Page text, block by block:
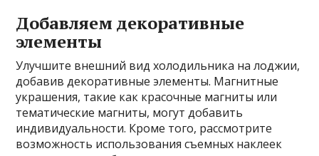
Добавляем декоративные
элементы
Улучшите внешний вид холодильника на лоджии,
добавив декоративные элементы. Магнитные
украшения, такие как красочные магниты или
тематические магниты, могут добавить
индивидуальности. Кроме того, рассмотрите
возможность использования съемных наклеек